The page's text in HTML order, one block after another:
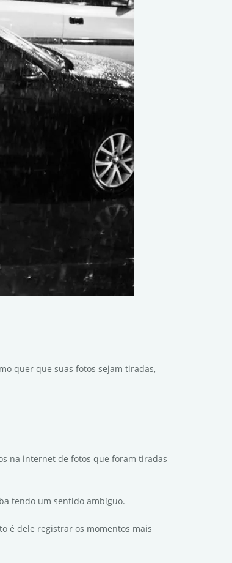
quer que suas fotos sejam tiradas,
na internet de fotos que foram tiradas
tendo um sentido ambíguo.
é dele registrar os momentos mais